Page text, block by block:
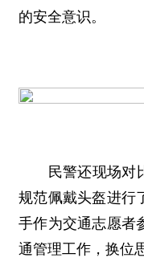
的安全意识。
民警还现场对
规范佩戴头盔进行
手作为交通志愿者
通管理工作，换位